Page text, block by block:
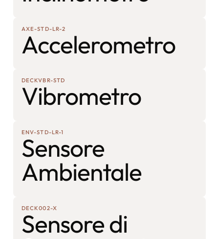
AXE-STD-LR-2
Accelerometro
DECKVBR-STD
Vibrometro
ENV-STD-LR-1
Sensore
Ambientale
DECK002-X
Sensore di